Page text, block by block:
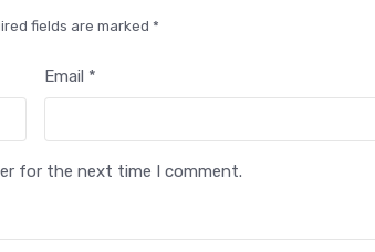
fields are marked *
Email *
for the next time I comment.